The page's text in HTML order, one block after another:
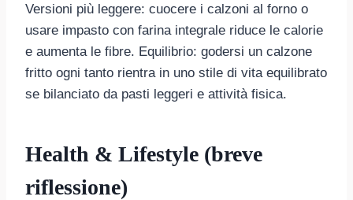
Versioni più leggere: cuocere i calzoni al forno o
usare impasto con farina integrale riduce le calorie
e aumenta le fibre. Equilibrio: godersi un calzone
fritto ogni tanto rientra in uno stile di vita equilibrato
se bilanciato da pasti leggeri e attività fisica.
Health & Lifestyle (breve
riflessione)